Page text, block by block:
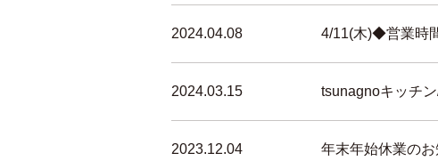
2024.04.08 4/11(木)◆営業時
2024.03.15 tsunagnoキッチ
2023.12.04 年末年始休業の